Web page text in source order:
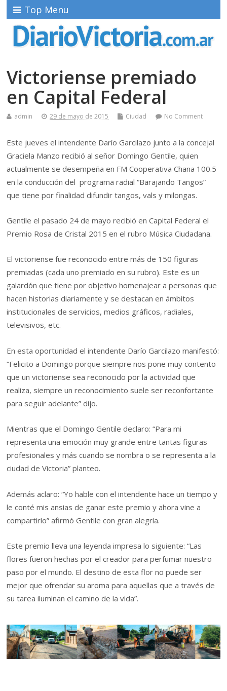
Top Menu
Victoriense premiado
en Capital Federal
admin 29 de mayo de 2015 Ciudad No Comment
Este jueves el intendente Darío Garcilazo junto a la concejal
Graciela Manzo recibió al señor Domingo Gentile, quien
actualmente se desempeña en FM Cooperativa Chana 100.5
en la conducción del programa radial “Barajando Tangos”
que tiene por finalidad difundir tangos, vals y milongas.
Gentile el pasado 24 de mayo recibió en Capital Federal el
Premio Rosa de Cristal 2015 en el rubro Música Ciudadana.
El victoriense fue reconocido entre más de 150 figuras
premiadas (cada uno premiado en su rubro). Este es un
galardón que tiene por objetivo homenajear a personas que
hacen historias diariamente y se destacan en ámbitos
institucionales de servicios, medios gráficos, radiales,
televisivos, etc.
En esta oportunidad el intendente Darío Garcilazo manifestó:
“Felicito a Domingo porque siempre nos pone muy contento
que un victoriense sea reconocido por la actividad que
realiza, siempre un reconocimiento suele ser reconfortante
para seguir adelante” dijo.
Mientras que el Domingo Gentile declaro: “Para mi
representa una emoción muy grande entre tantas figuras
profesionales y más cuando se nombra o se representa a la
ciudad de Victoria” planteo.
Además aclaro: “Yo hable con el intendente hace un tiempo y
le conté mis ansias de ganar este premio y ahora vine a
compartirlo” afirmó Gentile con gran alegría.
Este premio lleva una leyenda impresa lo siguiente: “Las
flores fueron hechas por el creador para perfumar nuestro
paso por el mundo. El destino de esta flor no puede ser
mejor que ofrendar su aroma para aquellas que a través de
su tarea iluminan el camino de la vida”.